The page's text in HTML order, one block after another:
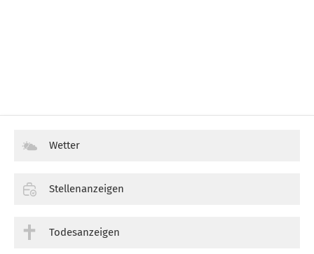
Wetter
Stellenanzeigen
Todesanzeigen